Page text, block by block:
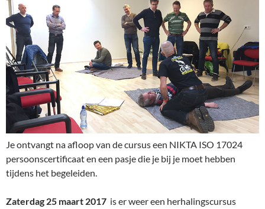
Je ontvangt na afloop van de cursus een NIKTA ISO 17024
persoonscertificaat en een pasje die je bij je moet hebben
tijdens het begeleiden.
Zaterdag 25 maart 2017 is er weer een herhalingscursus